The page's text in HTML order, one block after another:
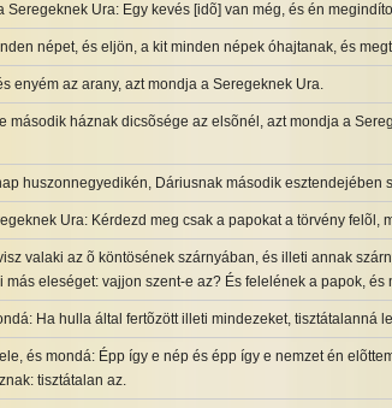
Seregeknek Ura: Egy kevés [idõ] van még, és én
népet, és eljön, a kit minden népek óhajtanak, és
enyém az arany, azt mondja a Seregeknek Ura.
második háznak dicsõsége az elsõnél, azt mondja a
huszonnegyedikén, Dáriusnak második esztendejében
Ura: Kérdezd meg csak a papokat a törvény felõl,
valaki az õ köntösének szárnyában, és illeti annak
más eleséget: vajjon szent-e az? És felelének a papok, és
Ha hulla által fertõzött illeti mindezeket, tisztátalanná
és mondá: Épp így e nép és épp így e nemzet én
tisztátalan az.